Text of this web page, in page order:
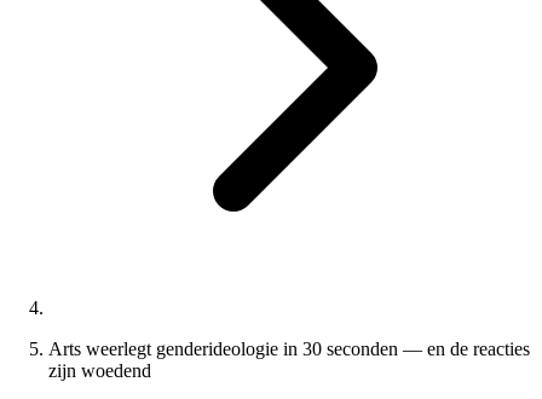
Arts weerlegt genderideologie in 30 seconden — en de reacties
zijn woedend